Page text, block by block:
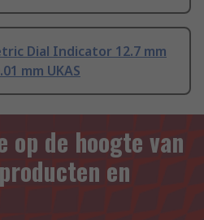
Dial Indicator 12.7 mm
mm UKAS
op de hoogte van
en